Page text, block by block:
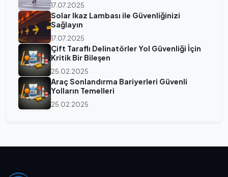
17.07.2025
Solar Ikaz Lambası ile Güvenliğinizi
Sağlayın
17.07.2025
Çift Taraflı Delinatörler Yol Güvenliği İçin
Kritik Bir Bileşen
25.02.2025
Araç Sonlandırma Bariyerleri Güvenli
Yolların Temelleri
25.02.2025